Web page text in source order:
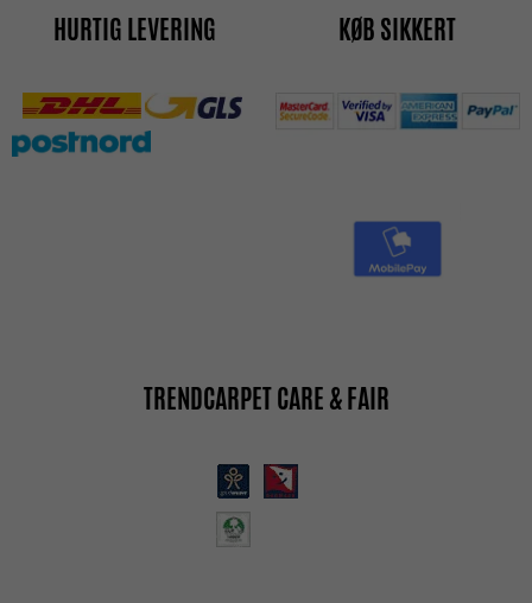
HURTIG LEVERING KØB SIKKERT
TRENDCARPET CARE & FAIR